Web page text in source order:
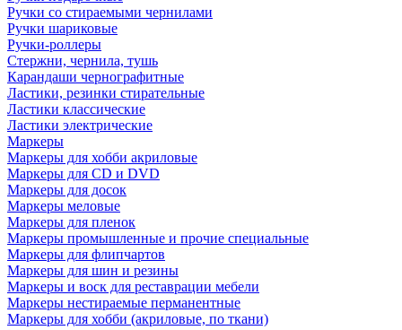
Ручки со стираемыми чернилами
Ручки шариковые
Ручки-роллеры
Стержни, чернила, тушь
Карандаши чернографитные
Ластики, резинки стирательные
Ластики классические
Ластики электрические
Маркеры
Маркеры для хобби акриловые
Маркеры для CD и DVD
Маркеры для досок
Маркеры меловые
Маркеры для пленок
Маркеры промышленные и прочие специальные
Маркеры для флипчартов
Маркеры для шин и резины
Маркеры и воск для реставрации мебели
Маркеры нестираемые перманентные
Маркеры для хобби (акриловые, по ткани)